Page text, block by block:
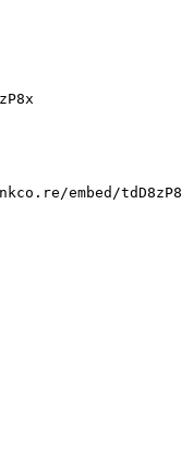
embed/